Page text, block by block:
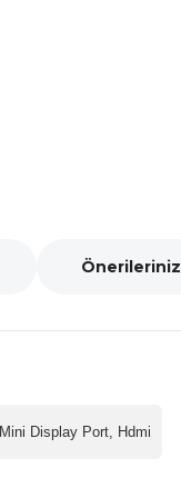
Önerileriniz
Mini Display Port, Hdmi